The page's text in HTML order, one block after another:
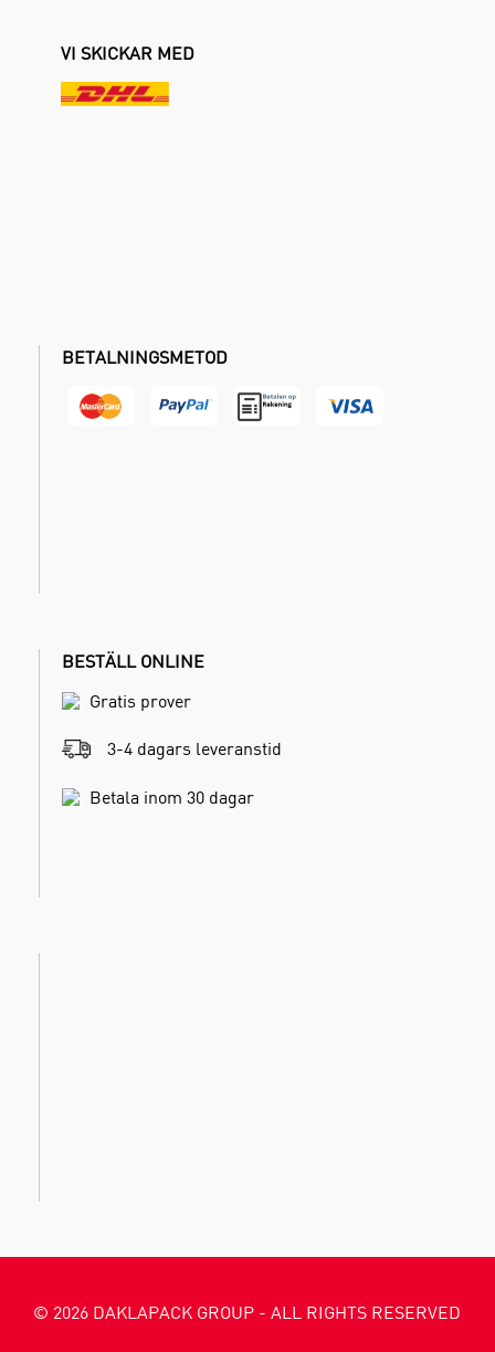
VI SKICKAR MED
BETALNINGSMETOD
BESTÄLL ONLINE
Gratis prover
3-4 dagars leveranstid
Betala inom 30 dagar
© 2026 DAKLAPACK GROUP - ALL RIGHTS RESERVED